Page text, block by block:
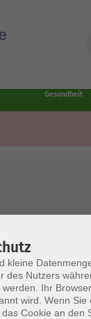
Gesundheit
kleine
des Nutzers
Ihr
wird. Wenn
Cookie an den